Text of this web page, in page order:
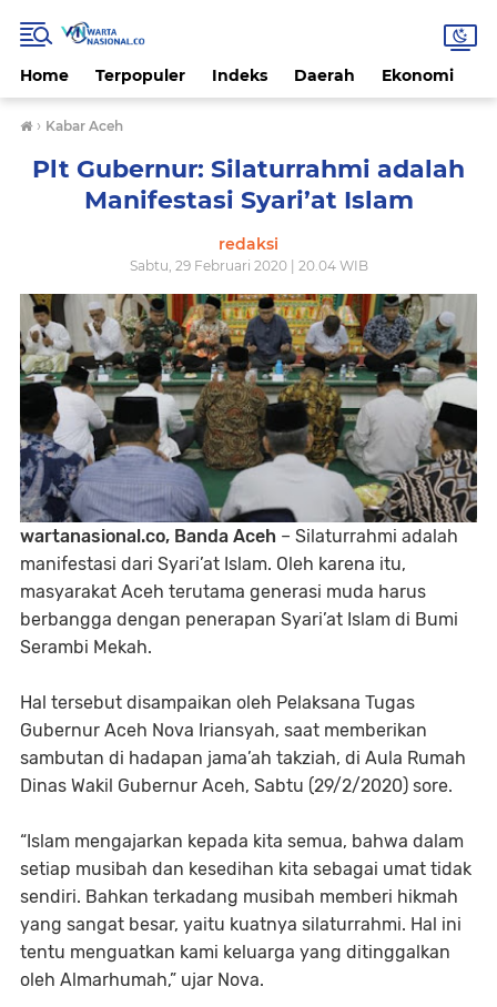
Home Terpopuler Indeks Daerah Ekonomi
› Kabar Aceh
Plt Gubernur: Silaturrahmi adalah
Manifestasi Syari’at Islam
redaksi
Sabtu, 29 Februari 2020 | 20.04 WIB
wartanasional.co, Banda Aceh – Silaturrahmi adalah
manifestasi dari Syari’at Islam. Oleh karena itu,
masyarakat Aceh terutama generasi muda harus
berbangga dengan penerapan Syari’at Islam di Bumi
Serambi Mekah.
Hal tersebut disampaikan oleh Pelaksana Tugas
Gubernur Aceh Nova Iriansyah, saat memberikan
sambutan di hadapan jama’ah takziah, di Aula Rumah
Dinas Wakil Gubernur Aceh, Sabtu (29/2/2020) sore.
“Islam mengajarkan kepada kita semua, bahwa dalam
setiap musibah dan kesedihan kita sebagai umat tidak
sendiri. Bahkan terkadang musibah memberi hikmah
yang sangat besar, yaitu kuatnya silaturrahmi. Hal ini
tentu menguatkan kami keluarga yang ditinggalkan
oleh Almarhumah,” ujar Nova.